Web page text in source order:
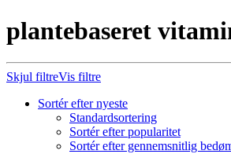
plantebaseret
Skjul filtreVis filtre
Sortér efter nyeste
Standardsortering
Sortér efter popularitet
Sortér efter gennemsnitlig